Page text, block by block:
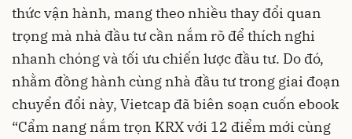
thức vận hành, mang theo nhiều thay đổi quan
trọng mà nhà đầu tư cần nắm rõ để thích nghi
nhanh chóng và tối ưu chiến lược đầu tư. Do đó,
nhằm đồng hành cùng nhà đầu tư trong giai đoạn
chuyển đổi này, Vietcap đã biên soạn cuốn ebook
“Cẩm nang nắm trọn KRX với 12 điểm mới cùng